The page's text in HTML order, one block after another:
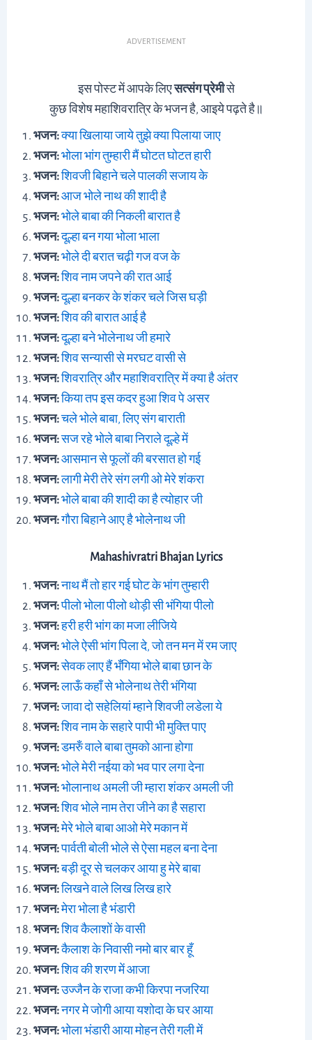
ADVERTISEMENT
इस पोस्ट में आपके लिएसत्संग प्रेमीसे
कुछ विशेष महाशिवरात्रि के भजन है, आइये पढ़ते है॥
भजन:क्या खिलाया जाये तुझे क्या पिलाया जाए
भजन:भोला भांग तुम्हारी मैं घोटत घोटत हारी
भजन:शिवजी बिहाने चले पालकी सजाय के
भजन:आज भोले नाथ की शादी है
भजन:भोले बाबा की निकली बारात है
भजन:दूल्हा बन गया भोला भाला
भजन:भोले दी बरात चढ़ी गज वज के
भजन:शिव नाम जपने की रात आई
भजन:दूल्हा बनकर के शंकर चले जिस घड़ी
भजन:शिव की बारात आई है
भजन:दूल्हा बने भोलेनाथ जी हमारे
भजन:शिव सन्यासी से मरघट वासी से
भजन:शिवरात्रि और महाशिवरात्रि में क्या है अंतर
भजन:किया तप इस कदर हुआ शिव पे असर
भजन:चले भोले बाबा, लिए संग बाराती
भजन:सज रहे भोले बाबा निराले दूल्हे में
भजन:आसमान से फूलों की बरसात हो गई
भजन:लागी मेरी तेरे संग लगी ओ मेरे शंकरा
भजन:भोले बाबा की शादी का है त्योहार जी
भजन:गौरा बिहाने आए है भोलेनाथ जी
Mahashivratri Bhajan Lyrics
भजन:नाथ मैं तो हार गई घोट के भांग तुम्हारी
भजन:पीलो भोला पीलो थोड़ी सी भंगिया पीलो
भजन:हरी हरी भांग का मजा लीजिये
भजन:भोले ऐसी भांग पिला दे, जो तन मन में रम जाए
भजन:सेवक लाए हैं भँगिया भोले बाबा छान के
भजन:लाऊँ कहाँ से भोलेनाथ तेरी भंगिया
भजन:जावा दो सहेलियां म्हाने शिवजी लडेला ये
भजन:शिव नाम के सहारे पापी भी मुक्ति पाए
भजन:डमरुँ वाले बाबा तुमको आना होगा
भजन:भोले मेरी नईया को भव पार लगा देना
भजन:भोलानाथ अमली जी म्हारा शंकर अमली जी
भजन:शिव भोले नाम तेरा जीने का है सहारा
भजन:मेरे भोले बाबा आओ मेरे मकान में
भजन:पार्वती बोली भोले से ऐसा महल बना देना
भजन:बड़ी दूर से चलकर आया हु मेरे बाबा
भजन:लिखने वाले लिख लिख हारे
भजन:मेरा भोला है भंडारी
भजन:शिव कैलाशों के वासी
भजन:कैलाश के निवासी नमो बार बार हूँ
भजन:शिव की शरण में आजा
भजन:उज्जैन के राजा कभी किरपा नजरिया
भजन:नगर मे जोगी आया यशोदा के घर आया
भजन:भोला भंडारी आया मोहन तेरी गली में